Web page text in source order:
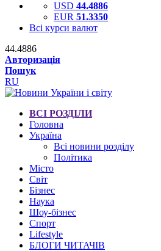
USD 44.4886
EUR 51.3350
Всі курси валют
44.4886
Авторизація
Пошук
RU
ВСІ РОЗДІЛИ
Головна
Україна
Всі новини розділу
Політика
Місто
Світ
Бізнес
Наука
Шоу-бізнес
Спорт
Lifestyle
БЛОГИ ЧИТАЧІВ